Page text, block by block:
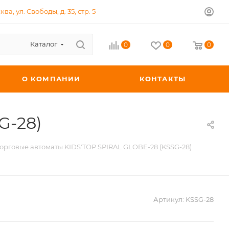
ул. Свободы, д. 35, стр. 5
Каталог 0 0 0
О КОМПАНИИ КОНТАКТЫ
28)
автоматы KIDS'TOP SPIRAL GLOBE-28 (KSSG-28)
Артикул: KSSG-28